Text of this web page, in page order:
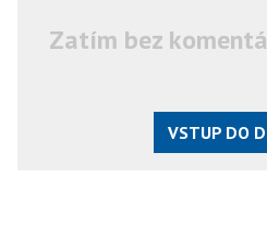
Zatím bez
VSTUP DO